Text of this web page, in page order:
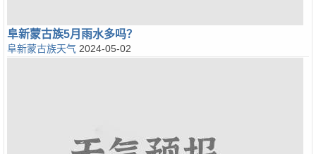
阜新蒙古族5月雨水多吗？
阜新蒙古族天气 2024-05-02